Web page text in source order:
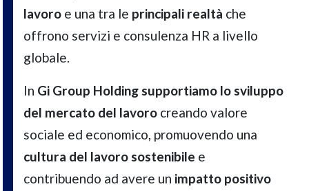
lavoroe una tra le principali realtà che
offrono servizi e consulenza HR a livello
globale.
In Gi Group Holding supportiamo lo sviluppo
del mercato del lavorocreando valore
sociale ed economico, promuovendo una
cultura del lavoro sostenibile e
contribuendo ad avere un impatto positivo